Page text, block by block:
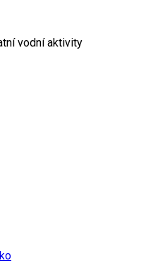
vodní aktivity